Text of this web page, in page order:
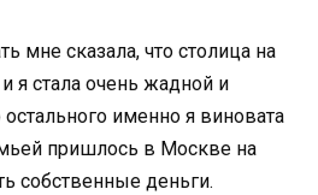
мне сказала, что столица на
я стала очень жадной и
именно я виновата
пришлось в Москве на
собственные деньги.